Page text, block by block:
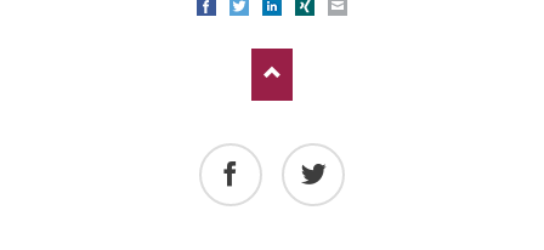
FacebookTwitterLinkedIn
Xing